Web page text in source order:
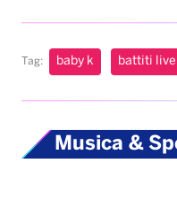
Tag: baby k battiti live
Musica &